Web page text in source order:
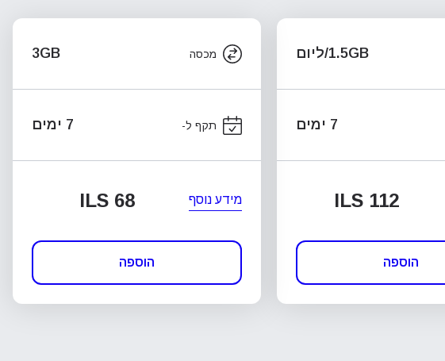
1.5GB/ליום
7 ימים
ILS 112
הוספה
מכסה 3GB
תקף ל- 7 ימים
מידע נוסף ILS 68
הוספה